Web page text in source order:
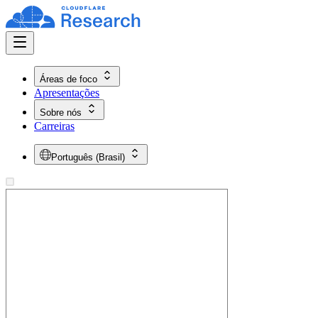
Áreas de foco
Apresentações
Sobre nós
Carreiras
Português (Brasil)